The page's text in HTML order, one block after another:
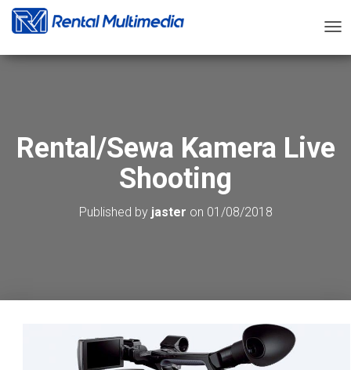
O
A
V
Rental/Sewa Kamera Live
Shooting
Published by jaster on 01/08/2018